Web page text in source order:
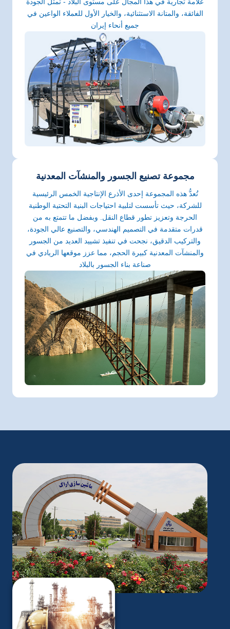
الفائقة، والمتانة الاستثنائية، والخيار الأول للعملاء الواعين في
جميع أنحاء إيران
مجموعة تصنيع الجسور والمنشآت المعدنية
تُعدُّ هذه المجموعة إحدى الأذرع الإنتاجية الخمس الرئيسية
للشركة، حيث تأسست لتلبية احتياجات البنية التحتية الوطنية
الحرجة وتعزيز تطور قطاع النقل. وبفضل ما تتمتع به من
قدرات متقدمة في التصميم الهندسي، والتصنيع عالي الجودة،
والتركيب الدقيق، نجحت في تنفيذ تشييد العديد من الجسور
والمنشآت المعدنية كبيرة الحجم، مما عزز موقعها الريادي في
صناعة بناء الجسور بالبلاد